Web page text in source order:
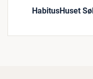
HabitusHuset